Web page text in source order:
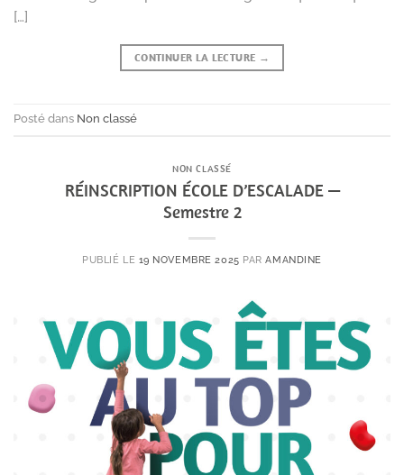
[…]
CONTINUER LA LECTURE →
Posté dans Non classé
NON CLASSÉ
RÉINSCRIPTION ÉCOLE D’ESCALADE —
Semestre 2
PUBLIÉ LE 19 NOVEMBRE 2025 PARAMANDINE